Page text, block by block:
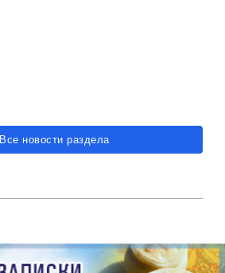
Все новости раздела